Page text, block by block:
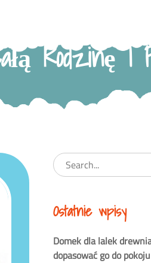
Rodzinę I
Ostatnie wpisy
Domek dla lalek
dopasować go do